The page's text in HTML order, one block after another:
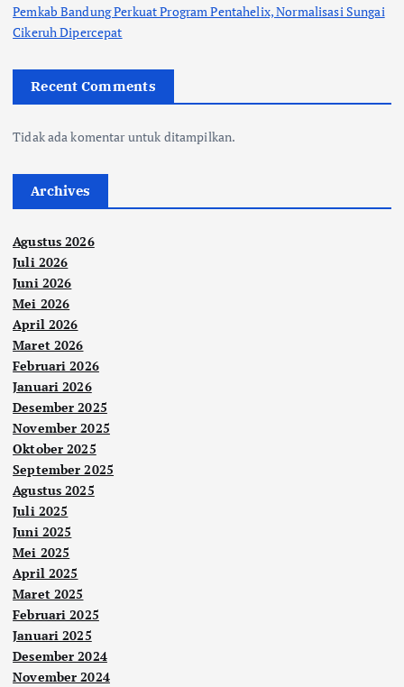
Pemkab Bandung Perkuat Program Pentahelix, Normalisasi Sungai
Cikeruh Dipercepat
Recent Comments
Tidak ada komentar untuk ditampilkan.
Archives
Agustus 2026
Juli 2026
Juni 2026
Mei 2026
April 2026
Maret 2026
Februari 2026
Januari 2026
Desember 2025
November 2025
Oktober 2025
September 2025
Agustus 2025
Juli 2025
Juni 2025
Mei 2025
April 2025
Maret 2025
Februari 2025
Januari 2025
Desember 2024
November 2024